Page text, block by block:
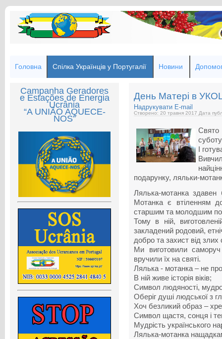
Головна Спілка Українців у Португалії Новини
Campanha Geradores
e Estações de Energia
Ucrânia
“A UNIÃO AQUECE-
NOS”
День Матері в
Надрукувати E-mail
Створено: 20 травня 2017 Дата
І
подарунку, ляльки-
Лялька-мотанка здавен
Мотанка є втіленням
старшим та молодшим
Тому в ній,
закладений родовий,
добро та захист від злих
Ми виготовили
вручили їх на святі.
Лялька - мотанка – не
В ній живе історія віків;
Символ людяності,
Оберіг душі людської з
Хоч безликий образ –
Символ щастя, сонця і
Мудрість українського
Лялька-мотанка